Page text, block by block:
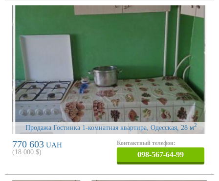
Продажа Гостинка 1-комнатная квартира, Одесская , 28 м2
770 603 UAH
(18 000 $)
Контактный телефон:
098-567-64-99